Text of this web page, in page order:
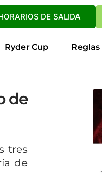
DE SALIDA
Ryder Cup Reglas
de
tres
de